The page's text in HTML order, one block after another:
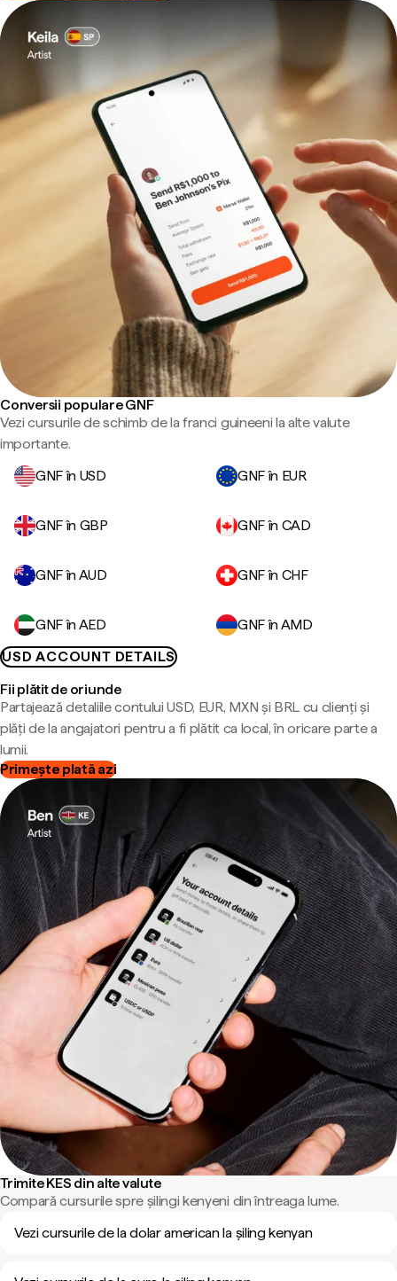
Conversii populare GNF
Vezi cursurile de schimb de la franci guineeni la alte valute
importante.
GNF în USD
GNF în EUR
GNF în GBP GNF în CAD
GNF în AUD GNF în CHF
GNF în AED
GNF în AMD
USD ACCOUNT DETAILS
Fii plătit de oriunde
Partajează detaliile contului USD, EUR, MXN și BRL cu clienți și
plăți de la angajatori pentru a fi plătit ca local, în oricare parte a
lumii.
Primește plată azi
Trimite KES din alte valute
Compară cursurile spre șilingi kenyeni din întreaga lume.
Vezi cursurile de la dolar american la șiling kenyan